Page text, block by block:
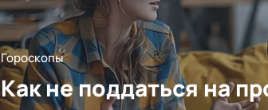
Гороскопы
Как не поддаться на